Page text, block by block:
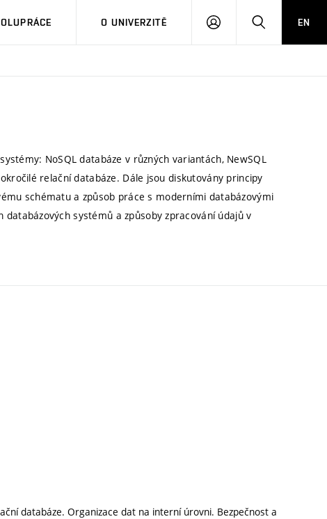
O UNIVERZITĚ
PŘIHLÁSIT HLEDATEN
NoSQL databáze v různých variantách, NewSQL
relační databáze. Dále jsou diskutovány principy
schématu a způsob práce s moderními databázovými
systémů a způsoby zpracování údajů v
databáze. Organizace dat na interní úrovni. Bezpečnost a